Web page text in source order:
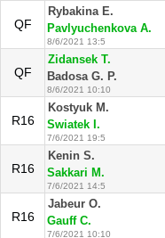
QF
Rybakina E.
Pavlyuchenkova A.
8/6/2021 13:5
QF
Zidansek T.
Badosa G. P.
8/6/2021 10:10
R16
Kostyuk M.
Swiatek I.
7/6/2021 19:5
R16
Kenin S.
Sakkari M.
7/6/2021 14:5
R16
Jabeur O.
Gauff C.
7/6/2021 10:10